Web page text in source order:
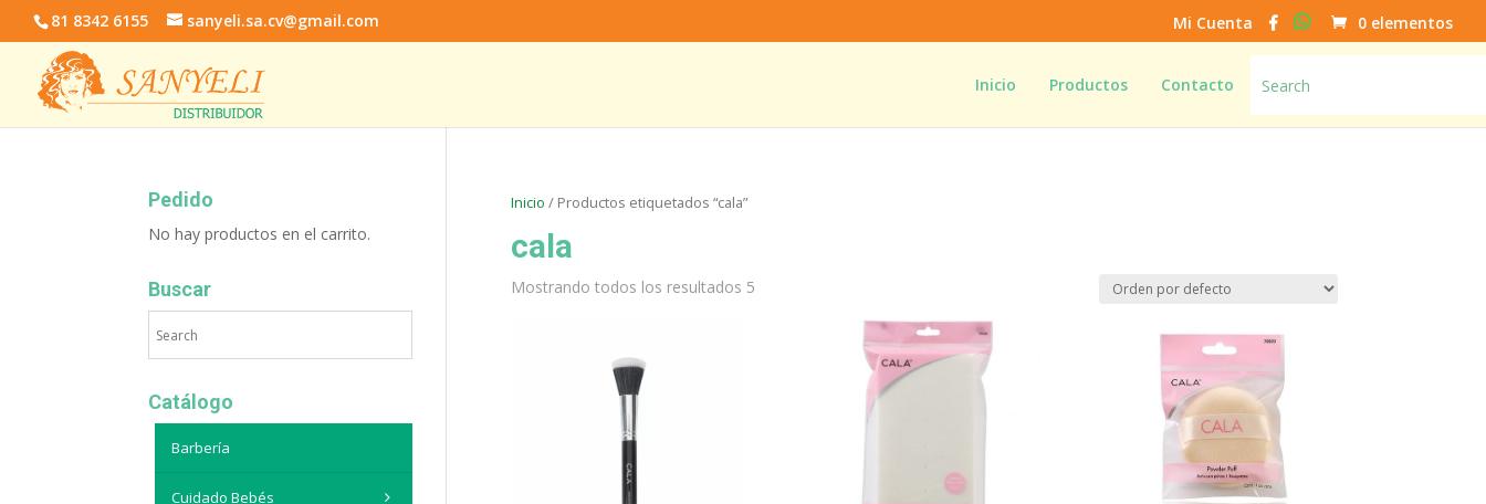
81 8342 6155 sanyeli.sa.cv@gmail.com Mi Cuenta 0 elementos
Inicio Productos Contacto
Inicio / Productos etiquetados “cala”
cala
Mostrando todos los resultados 5
Pedido
No hay productos en el carrito.
Buscar
Catálogo
Barbería
Cuidado Bebés